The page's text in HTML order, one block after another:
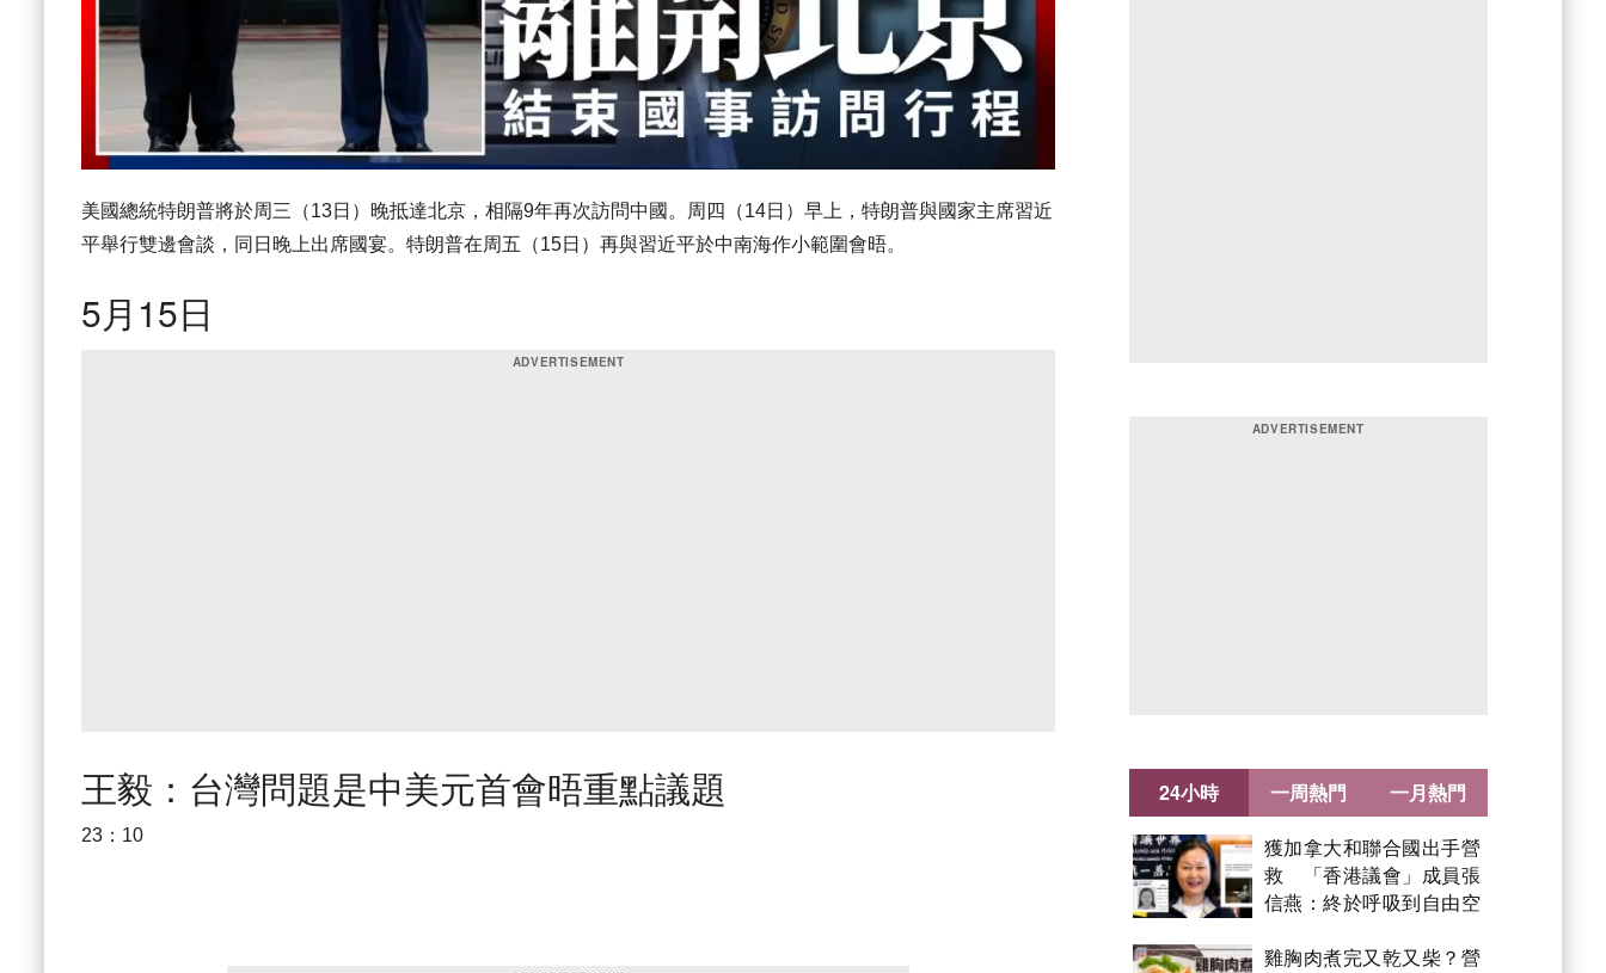
美國總統特朗普將於周三（13日）晚抵達北京，相隔9年再次訪問中國。周四（14日）早上，特朗普與國家主席習近
平舉行雙邊會談，同日晚上出席國宴。特朗普在周五（15日）再與習近平於中南海作小範圍會晤。
5月15日
王毅：台灣問題是中美元首會晤重點議題
23：10
24小時
獲加拿大和聯合國出手營
救 「香港議會」成員張
信燕：終於呼吸到自由空
雞胸肉煮完又乾又柴？營
一周熱門 一月熱門